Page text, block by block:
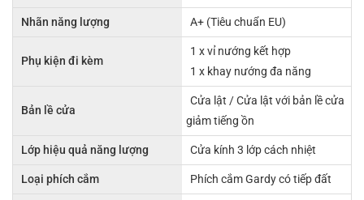
Nhãn năng lượng A+ (Tiêu chuẩn EU)
Phụ kiện đi kèm
1 x vỉ nướng kết hợp
1 x khay nướng đa năng
Bản lề cửa
Cửa lật / Cửa lật với bản lề cửa
giảm tiếng ồn
Lớp hiệu quả năng lượng Cửa kính 3 lớp cách nhiệt
Loại phích cắm Phích cắm Gardy có tiếp đất